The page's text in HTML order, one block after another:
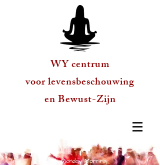
WY centrum
voor levensbeschouwing
en Bewust-Zijn